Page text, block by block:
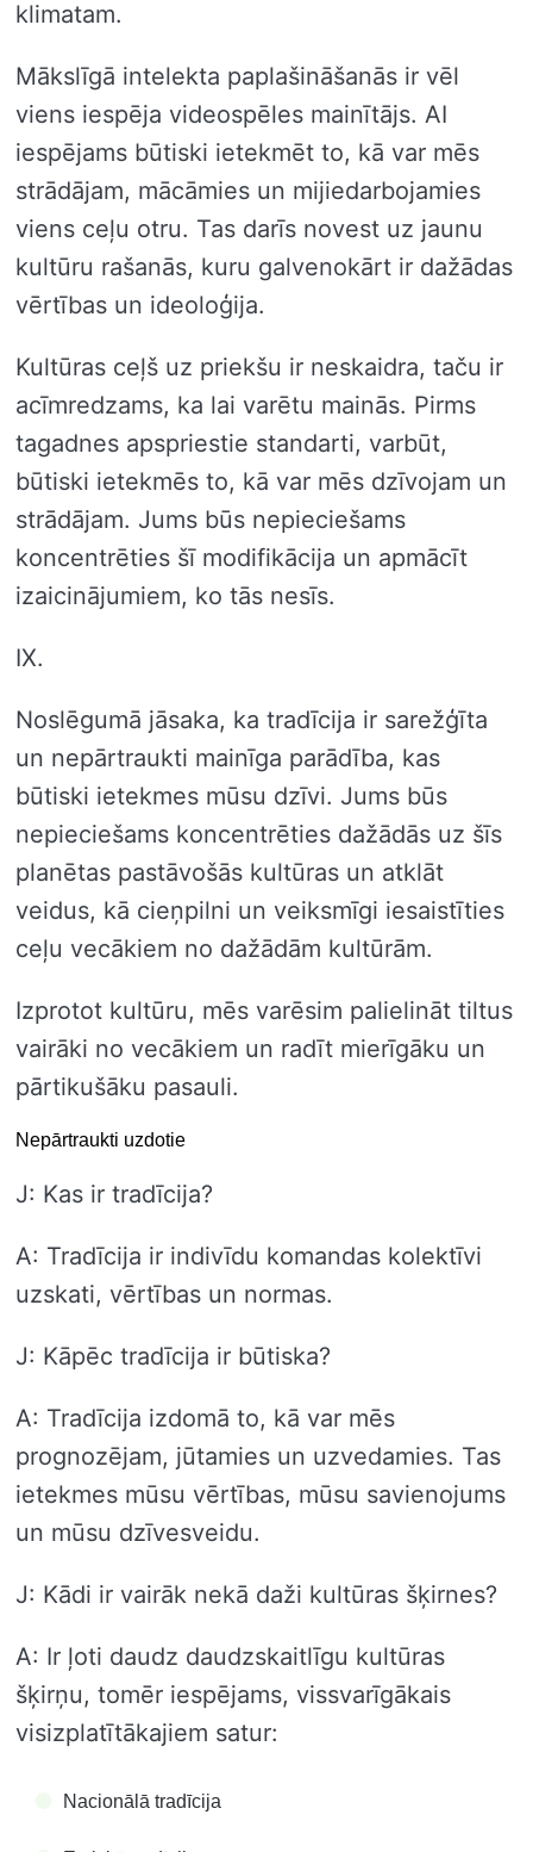
klimatam.
Mākslīgā intelekta paplašināšanās ir vēl
viens iespēja videospēles mainītājs. AI
iespējams būtiski ietekmēt to, kā var mēs
strādājam, mācāmies un mijiedarbojamies
viens ceļu otru. Tas darīs novest uz jaunu
kultūru rašanās, kuru galvenokārt ir dažādas
vērtības un ideoloģija.
Kultūras ceļš uz priekšu ir neskaidra, taču ir
acīmredzams, ka lai varētu mainās. Pirms
tagadnes apspriestie standarti, varbūt,
būtiski ietekmēs to, kā var mēs dzīvojam un
strādājam. Jums būs nepieciešams
koncentrēties šī modifikācija un apmācīt
izaicinājumiem, ko tās nesīs.
IX.
Noslēgumā jāsaka, ka tradīcija ir sarežģīta
un nepārtraukti mainīga parādība, kas
būtiski ietekmes mūsu dzīvi. Jums būs
nepieciešams koncentrēties dažādās uz šīs
planētas pastāvošās kultūras un atklāt
veidus, kā cieņpilni un veiksmīgi iesaistīties
ceļu vecākiem no dažādām kultūrām.
Izprotot kultūru, mēs varēsim palielināt tiltus
vairāki no vecākiem un radīt mierīgāku un
pārtikušāku pasauli.
Nepārtraukti uzdotie
J: Kas ir tradīcija?
A: Tradīcija ir indivīdu komandas kolektīvi
uzskati, vērtības un normas.
J: Kāpēc tradīcija ir būtiska?
A: Tradīcija izdomā to, kā var mēs
prognozējam, jūtamies un uzvedamies. Tas
ietekmes mūsu vērtības, mūsu savienojums
un mūsu dzīvesveidu.
J: Kādi ir vairāk nekā daži kultūras šķirnes?
A: Ir ļoti daudz daudzskaitlīgu kultūras
šķirņu, tomēr iespējams, vissvarīgākais
visizplatītākajiem satur:
Nacionālā tradīcija